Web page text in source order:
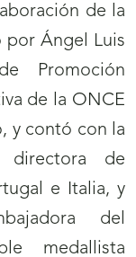
de la
por Ángel Luis
Promoción
de la ONCE
y contó con la
directora de
e Italia, y
del
medallista